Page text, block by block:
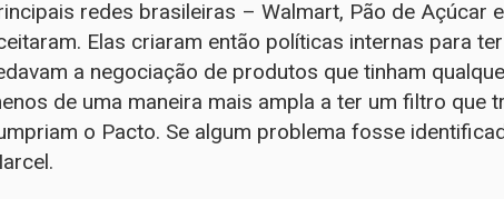
redes brasileiras – Walmart, Pão de Açúcar
Elas criaram então políticas internas para
a negociação de produtos que tinham
de uma maneira mais ampla a ter um filtro
o Pacto. Se algum problema fosse